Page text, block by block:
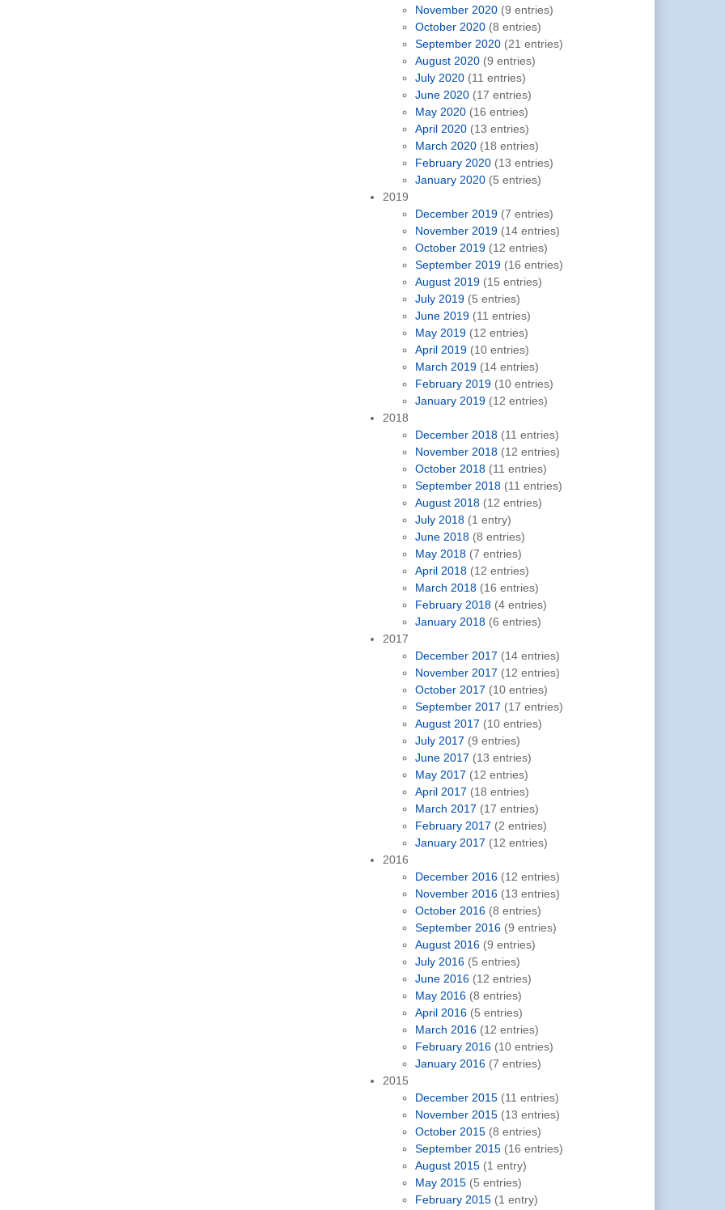
November 2020 (9 entries)
October 2020 (8 entries)
September 2020 (21 entries)
August 2020 (9 entries)
July 2020 (11 entries)
June 2020 (17 entries)
May 2020 (16 entries)
April 2020 (13 entries)
March 2020 (18 entries)
February 2020 (13 entries)
January 2020 (5 entries)
2019
December 2019 (7 entries)
November 2019 (14 entries)
October 2019 (12 entries)
September 2019 (16 entries)
August 2019 (15 entries)
July 2019 (5 entries)
June 2019 (11 entries)
May 2019 (12 entries)
April 2019 (10 entries)
March 2019 (14 entries)
February 2019 (10 entries)
January 2019 (12 entries)
2018
December 2018 (11 entries)
November 2018 (12 entries)
October 2018 (11 entries)
September 2018 (11 entries)
August 2018 (12 entries)
July 2018 (1 entry)
June 2018 (8 entries)
May 2018 (7 entries)
April 2018 (12 entries)
March 2018 (16 entries)
February 2018 (4 entries)
January 2018 (6 entries)
2017
December 2017 (14 entries)
November 2017 (12 entries)
October 2017 (10 entries)
September 2017 (17 entries)
August 2017 (10 entries)
July 2017 (9 entries)
June 2017 (13 entries)
May 2017 (12 entries)
April 2017 (18 entries)
March 2017 (17 entries)
February 2017 (2 entries)
January 2017 (12 entries)
2016
December 2016 (12 entries)
November 2016 (13 entries)
October 2016 (8 entries)
September 2016 (9 entries)
August 2016 (9 entries)
July 2016 (5 entries)
June 2016 (12 entries)
May 2016 (8 entries)
April 2016 (5 entries)
March 2016 (12 entries)
February 2016 (10 entries)
January 2016 (7 entries)
2015
December 2015 (11 entries)
November 2015 (13 entries)
October 2015 (8 entries)
September 2015 (16 entries)
August 2015 (1 entry)
May 2015 (5 entries)
February 2015 (1 entry)